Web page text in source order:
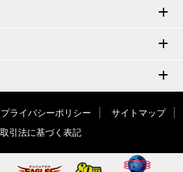
プライバシーポリシー
サイトマップ
引法に基づく表記